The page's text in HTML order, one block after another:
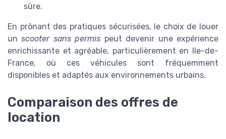
sûre.
En prônant des pratiques sécurisées, le choix de louer
unscooter sans permis peut devenir une expérience
enrichissante et agréable, particulièrement en Ile-de-
France, où ces véhicules sont fréquemment
disponibles et adaptés aux environnements urbains.
Comparaison des offres de
location